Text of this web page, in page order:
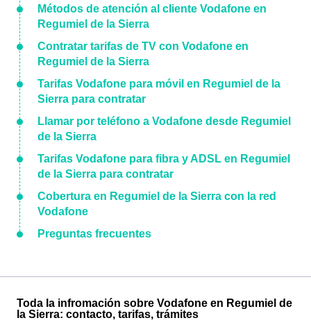
Métodos de atención al cliente Vodafone en
Regumiel de la Sierra
Contratar tarifas de TV con Vodafone en
Regumiel de la Sierra
Tarifas Vodafone para móvil en Regumiel de la
Sierra para contratar
Llamar por teléfono a Vodafone desde Regumiel
de la Sierra
Tarifas Vodafone para fibra y ADSL en Regumiel
de la Sierra para contratar
Cobertura en Regumiel de la Sierra con la red
Vodafone
Preguntas frecuentes
Toda la infromación sobre Vodafone en Regumiel de
la Sierra: contacto, tarifas, trámites